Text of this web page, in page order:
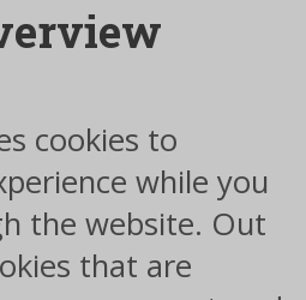
cookies to
while you
the website. Out
that are